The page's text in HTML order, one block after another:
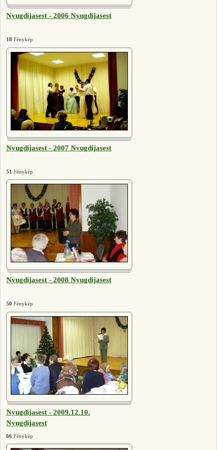
Nyugdijasest - 2006 Nyugdijasest
18 Fénykép
Nyugdijasest - 2007 Nyugdijasest
51 Fénykép
Nyugdijasest - 2008 Nyugdijasest
50 Fénykép
Nyugdijasest - 2009.12.10.
Nyugdijasest
66 Fénykép